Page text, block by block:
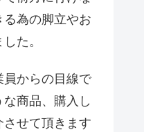
為の脚立やお
た。
員からの目線で
商品、購入し
せて頂きます